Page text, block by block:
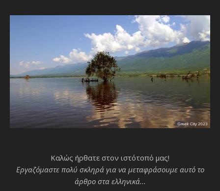
Καλώς ήρθατε στον ιστότοπό μας!
Εργαζόμαστε πολύ σκληρά για να μεταφράσουμε αυτό το
άρθρο στα ελληνικά...